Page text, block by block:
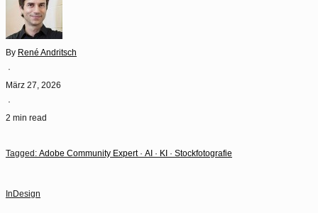
By René Andritsch
·
März 27, 2026
·
2 min read
Tagged: Adobe Community Expert· AI · KI · Stockfotografie
InDesign